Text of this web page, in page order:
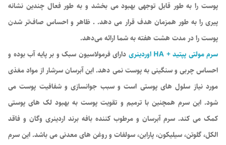
پوست را به طور قابل توجهی بهبود می بخشد و به طور فعال چندین نشانه
پیری را به طور همزمان هدف قرار می دهد. . ظاهر و احساس صاف‌تر شدن
پوست را در مدت هشت هفته به شما ارائه می‌دهد.
سرم مولتی پپتید + HA اوردینری
دارای فرمولاسیون سبک و بر پایه آب بوده و
احساس چربی و سنگینی به پوست نمی دهد. این آبرسان سرشار از مواد مغذی
مورد نیاز سلول های پوستی است و سبب جوانسازی و شفافیت پوست می
شود. این سرم همچنین با ترمیم و تقویت پوست به بهبود لک های پوستی
کمک می کند. سرم آبرسان و مرطوب کننده بافه برند اردینری وگان و فاقد
الکل، گلوتن، سیلیکون، پارابن، سولفات و روغن های معدنی می باشد. این سرم